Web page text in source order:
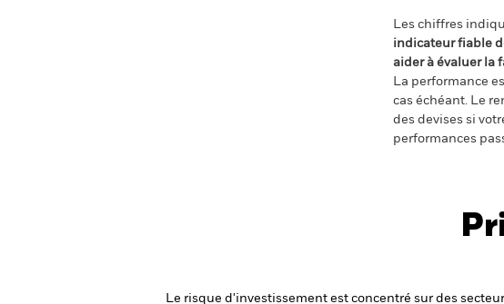
Les chiffres
indicateur fiable
aider à évaluer la
La performance
cas échéant. Le
des devises si
performances
Le risque d'investissement est concentré sur des